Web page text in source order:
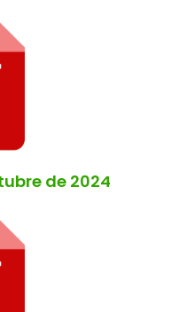
de 2024